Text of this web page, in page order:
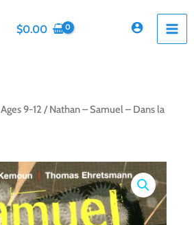
$0.00
Ages 9-12 / Nathan – Samuel – Dans la